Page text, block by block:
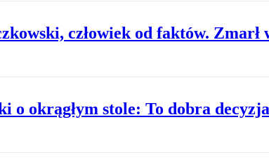
człowiek od faktów.
o okrągłym stole: To dobra